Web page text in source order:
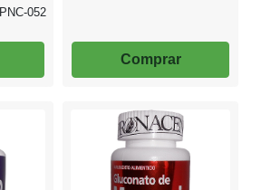
PNC-052
Comprar